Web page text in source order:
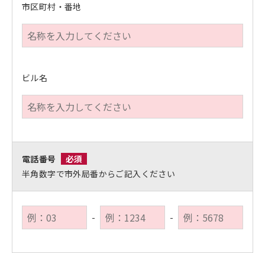
市区町村・番地
ビル名
電話番号
必須
半角数字で市外局番からご記入ください
- -